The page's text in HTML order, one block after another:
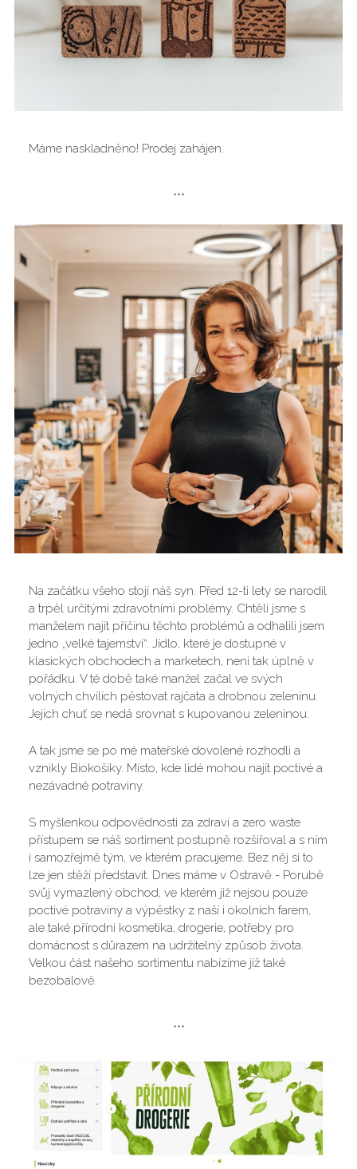
Máme naskladněno! Prodej zahájen.
***
Na začátku všeho stojí náš syn. Před 12-ti lety se narodil
a trpěl určitými zdravotními problémy. Chtěli jsme s
manželem najít příčinu těchto problémů a odhalili jsem
jedno „velké tajemství“. Jídlo, které je dostupné v
klasických obchodech a marketech, není tak úplně v
pořádku. V té době také manžel začal ve svých
volných chvílích pěstovat rajčata a drobnou zeleninu.
Jejich chuť se nedá srovnat s kupovanou zeleninou.
A tak jsme se po mé mateřské dovolené rozhodli a
vznikly Biokošíky. Místo, kde lidé mohou najít poctivé a
nezávadné potraviny.
S myšlenkou odpovědnosti za zdraví a zero waste
přístupem se náš sortiment postupně rozšiřoval a s ním
i samozřejmě tým, ve kterém pracujeme. Bez něj si to
lze jen stěží představit. Dnes máme v Ostravě - Porubě
svůj vymazlený obchod, ve kterém již nejsou pouze
poctivé potraviny a výpěstky z naší i okolních farem,
ale také přírodní kosmetika, drogerie, potřeby pro
domácnost s důrazem na udržitelný způsob života.
Velkou část našeho sortimentu nabízíme již také
bezobalově.
***